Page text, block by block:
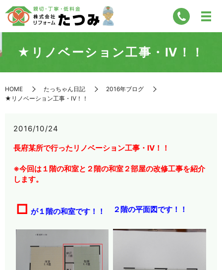
★リノベーション工事・Ⅳ！！
HOME たっちゃん日記
2016年ブログ
★リノベーション工事・Ⅳ！！
2016/10/24
長府某所で行ったリノベーション工事・Ⅳ！！
※今回は１階の和室と２階の和室２部屋の改修工事を紹介
します。
□ が１階の和室です！！ ２階の平面図です！！